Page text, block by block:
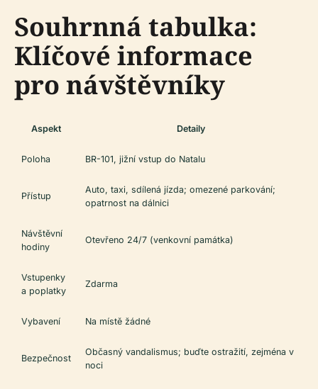
Souhrnná tabulka:
Klíčové informace
pro návštěvníky
Aspekt Detaily
Poloha BR-101, jižní vstup do Natalu
Přístup
Auto, taxi, sdílená jízda; omezené parkování;
opatrnost na dálnici
Návštěvní
hodiny
Otevřeno 24/7 (venkovní památka)
Vstupenky
a poplatky
Zdarma
Vybavení Na místě žádné
Bezpečnost
Občasný vandalismus; buďte ostražití, zejména v
noci